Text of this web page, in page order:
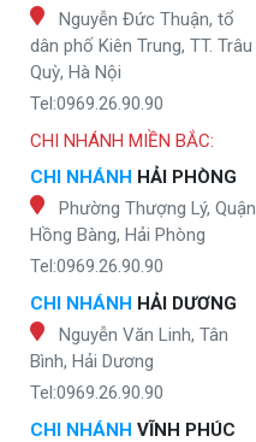
Nguyễn Đức Thuận, tổ
dân phố Kiên Trung, TT. Trâu
Quỳ, Hà Nội
Tel:0969.26.90.90
CHI NHÁNH MIỀN BẮC:
CHI NHÁNH HẢI PHÒNG
Phường Thượng Lý, Quận
Hồng Bàng, Hải Phòng
Tel:0969.26.90.90
CHI NHÁNH HẢI DƯƠNG
Nguyễn Văn Linh, Tân
Bình, Hải Dương
Tel:0969.26.90.90
CHI NHÁNH VĨNH PHÚC